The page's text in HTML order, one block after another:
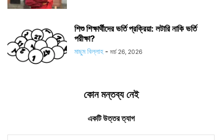
শিশু শিক্ষার্থীদের ভর্তি প্রক্রিয়া: লটারি নাকি ভর্তি
পরীক্ষা?
মাছুম বিল্লাহ - মার্চ 26, 2026
কোন মন্তব্য নেই
একটি উত্তর ত্যাগ